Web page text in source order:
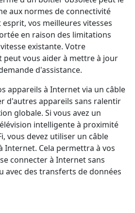
aux normes de connectivité
vos meilleures vitesses
en raison des limitations
existante. Votre
vous aider à mettre à jour
d'assistance.
appareils à Internet via un câble
d'autres appareils sans ralentir
globale. Si vous avez un
intelligente à proximité
vous devez utiliser un câble
Internet. Cela permettra à vos
connecter à Internet sans
avec des transferts de données